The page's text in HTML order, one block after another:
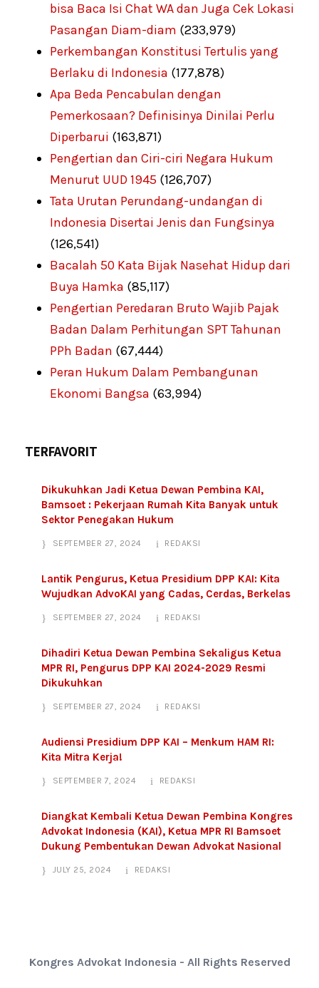
bisa Baca Isi Chat WA dan Juga Cek Lokasi
Pasangan Diam-diam (233,979)
Perkembangan Konstitusi Tertulis yang
Berlaku di Indonesia (177,878)
Apa Beda Pencabulan dengan
Pemerkosaan? Definisinya Dinilai Perlu
Diperbarui (163,871)
Pengertian dan Ciri-ciri Negara Hukum
Menurut UUD 1945 (126,707)
Tata Urutan Perundang-undangan di
Indonesia Disertai Jenis dan Fungsinya
(126,541)
Bacalah 50 Kata Bijak Nasehat Hidup dari
Buya Hamka (85,117)
Pengertian Peredaran Bruto Wajib Pajak
Badan Dalam Perhitungan SPT Tahunan
PPh Badan (67,444)
Peran Hukum Dalam Pembangunan
Ekonomi Bangsa (63,994)
TERFAVORIT
Dikukuhkan Jadi Ketua Dewan Pembina KAI,
Bamsoet : Pekerjaan Rumah Kita Banyak untuk
Sektor Penegakan Hukum
SEPTEMBER 27, 2024 REDAKSI
Lantik Pengurus, Ketua Presidium DPP KAI: Kita
Wujudkan AdvoKAI yang Cadas, Cerdas, Berkelas
SEPTEMBER 27, 2024 REDAKSI
Dihadiri Ketua Dewan Pembina Sekaligus Ketua
MPR RI, Pengurus DPP KAI 2024-2029 Resmi
Dikukuhkan
SEPTEMBER 27, 2024 REDAKSI
Audiensi Presidium DPP KAI – Menkum HAM RI:
Kita Mitra Kerja!
SEPTEMBER 7, 2024 REDAKSI
Diangkat Kembali Ketua Dewan Pembina Kongres
Advokat Indonesia (KAI), Ketua MPR RI Bamsoet
Dukung Pembentukan Dewan Advokat Nasional
JULY 25, 2024 REDAKSI
Kongres Advokat Indonesia - All Rights Reserved